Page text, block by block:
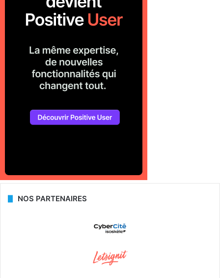
NOS PARTENAIRES